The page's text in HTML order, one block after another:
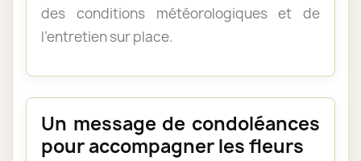
des conditions météorologiques et de
l’entretien sur place.
Un message de condoléances
pour accompagner les fleurs